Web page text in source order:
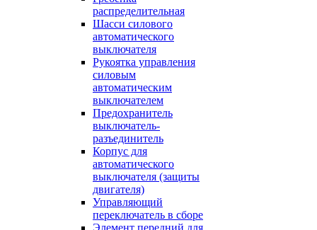
распределительная
Шасси силового
автоматического
выключателя
Рукоятка управления
силовым
автоматическим
выключателем
Предохранитель
выключатель-
разъединитель
Корпус для
автоматического
выключателя (защиты
двигателя)
Управляющий
переключатель в сборе
Элемент передний для